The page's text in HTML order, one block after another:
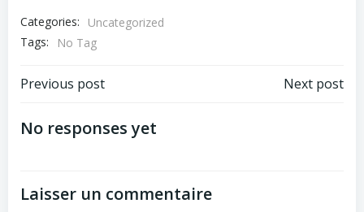
Categories:
Uncategorized
Tags:
No Tag
Post
navigation
Previous post Next post
No responses yet
Laisser un commentaire